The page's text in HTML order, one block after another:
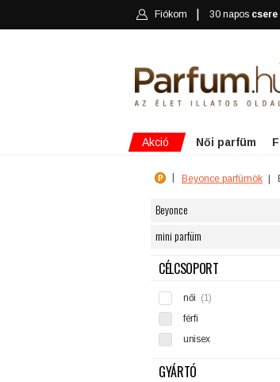
Fiókom 30 napos
Akció Női parfüm
Beyonce parfümök
Beyonce
mini parfüm
SZŰRÉS
CÉLCSOPORT
női (1)
férfi
unisex
GYÁRTÓ